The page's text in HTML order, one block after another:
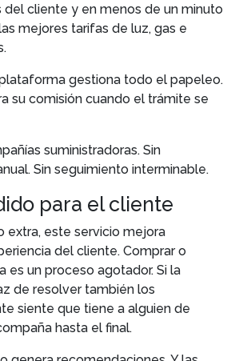
cliente y en menos de un minuto
mejores tarifas de luz, gas e
gestiona todo el papeleo.
su comisión cuando el trámite se
suministradoras. Sin
Sin seguimiento interminable.
para el cliente
extra, este servicio mejora
del cliente. Comprar o
es un proceso agotador. Si la
de resolver también los
siente que tiene a alguien de
hasta el final.